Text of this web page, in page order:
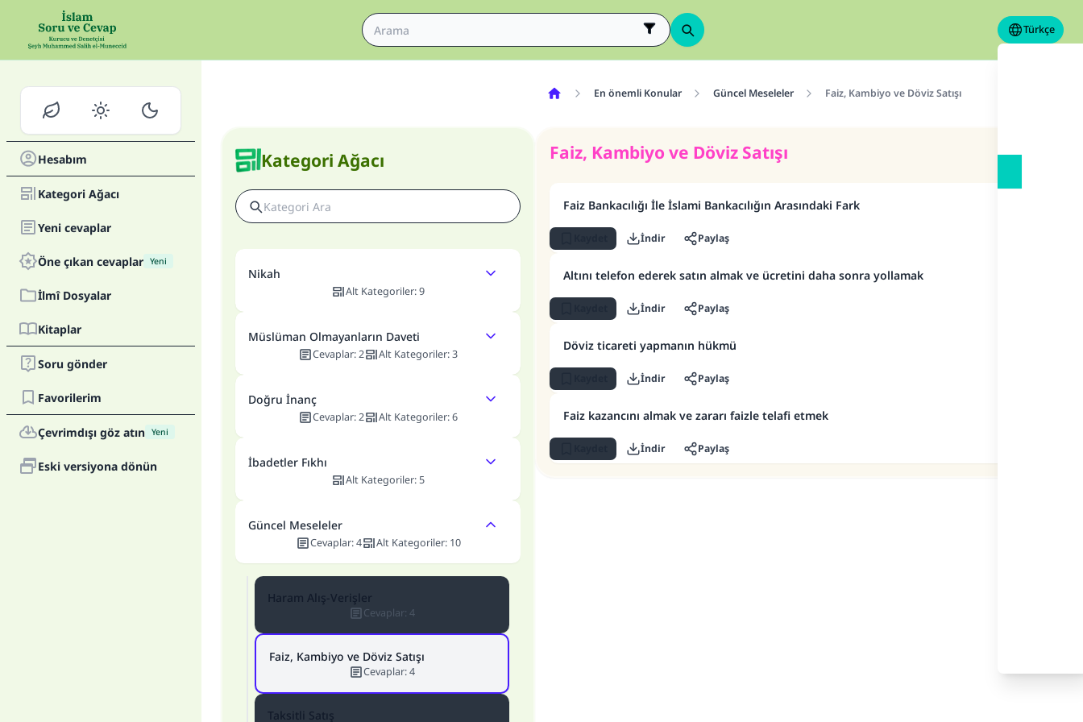
Türkçe
Hesabım
Kategori Ağacı
Yeni cevaplar
Öne çıkan cevaplar Yeni
İlmî Dosyalar
Kitaplar
Soru gönder
Favorilerim
Çevrimdışı göz atın Yeni
Eski versiyona dönün
Kategori Ağacı
Nikah
Alt Kategoriler:9
Müslüman Olmayanların Daveti
Cevaplar:2 Alt Kategoriler:3
Doğru İnanç
Cevaplar:2 Alt Kategoriler:6
İbadetler Fıkhı
Alt Kategoriler:5
Güncel Meseleler
Cevaplar:4 Alt Kategoriler: 10
Haram Alış-Verişler
Cevaplar: 4
Faiz, Kambiyo ve Döviz Satışı
Cevaplar:4
Taksitli Satış
En önemli Konular Güncel Meseleler Faiz, Kambiyo ve Döviz Satışı
Faiz, Kambiyo ve Döviz Satışı
Faiz Bankacılığı İle İslami Bankacılığın Arasındaki Fark
İndir Paylaş
Altını telefon ederek satın almak ve ücretini daha sonra yollamak
İndir Paylaş
Döviz ticareti yapmanın hükmü
İndir Paylaş
Faiz kazancını almak ve zararı faizle telafi etmek
İndir Paylaş